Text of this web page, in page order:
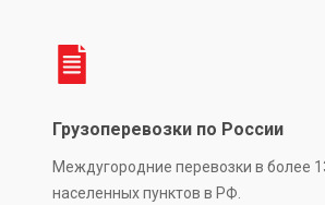
Грузоперевозки по России
Междугородние перевозки в более
населенных пунктов в РФ.